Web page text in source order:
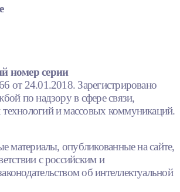
номер серии
24.01.2018. Зарегистрировано
по надзору в сфере связи,
и массовых коммуникаций.
материалы, опубликованные на сайте,
с российским и
об интеллектуальной